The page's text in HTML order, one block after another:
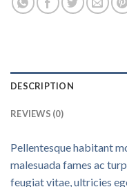
DESCRIPTION
REVIEWS (0)
Pellentesque habitant
malesuada fames ac
feugiat vitae, ultricies